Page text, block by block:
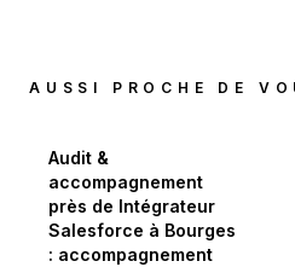
AUSSI PROCHE DE
Audit &
accompagnement
près de Intégrateur
Salesforce à Bourges
: accompagnement